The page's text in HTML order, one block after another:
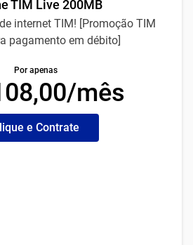
TIM Live 200MB
internet TIM! [Promoção TIM
pagamento em débito]
Por apenas
mês
e Contrate